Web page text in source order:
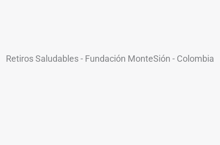
Retiros Saludables - Fundación MonteSión - Colombia